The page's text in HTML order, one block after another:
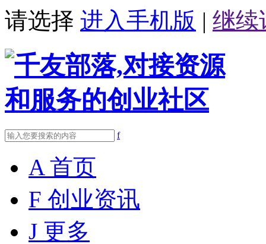
请选择 进入手机版 | 继续
f
A 首页
F 创业资讯
J 更多